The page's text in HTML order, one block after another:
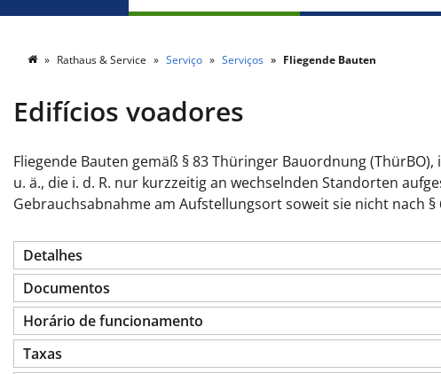
Rathaus & Service Serviço Serviços Fliegende Bauten
Edifícios voadores
Fliegende Bauten gemäß § 83 Thüringer Bauordnung
u. ä., die i. d. R. nur kurzzeitig an wechselnden Standorten
Gebrauchsabnahme am Aufstellungsort soweit sie nicht nach §
Detalhes
Documentos
Horário de funcionamento
Taxas